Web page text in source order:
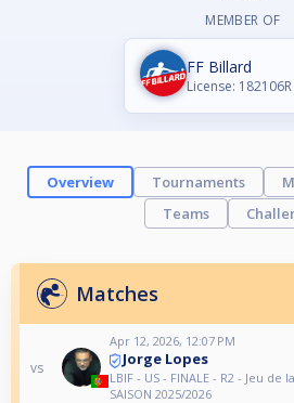
MEMBER OF
FF Billard
License: 182106R
Overview Tournaments
Teams
Matches
vs
Apr 12, 2026, 12:07 PM
Jorge Lopes
LBIF - US - FINALE - R2 - Jeu de
SAISON 2025/2026